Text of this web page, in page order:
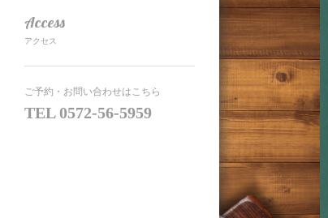
Access
アクセス
ご予約・お問い合わせはこちら
TEL0572-56-5959